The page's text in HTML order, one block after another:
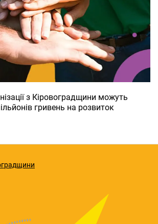
з Кіровоградщини можуть
гривень на розвиток